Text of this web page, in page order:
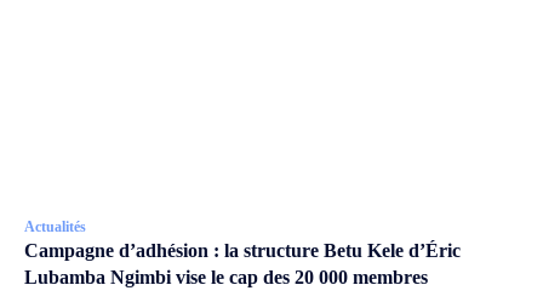
Actualités
Campagne d’adhésion : la structure Betu Kele d’Éric
Lubamba Ngimbi vise le cap des 20 000 membres